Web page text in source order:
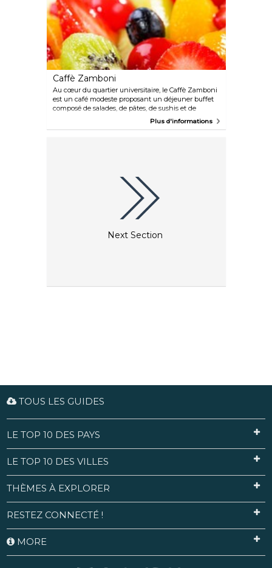
Caffè Zamboni
Au cœur du quartier universitaire, le Caffè Zamboni
est un café modeste proposant un déjeuner buffet
composé de salades, de pâtes, de sushis et de
Plus d'informations
Next Section
TOUS LES GUIDES
LE TOP 10 DES PAYS
LE TOP 10 DES VILLES
THÈMES À EXPLORER
RESTEZ CONNECTÉ !
MORE